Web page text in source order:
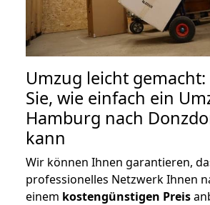
Umzug leicht
Sie, wie einfach ein
Hamburg nach
kann
Wir können Ihnen garantieren,
professionelles Netzwerk Ihnen
einem kostengünstigen Preis